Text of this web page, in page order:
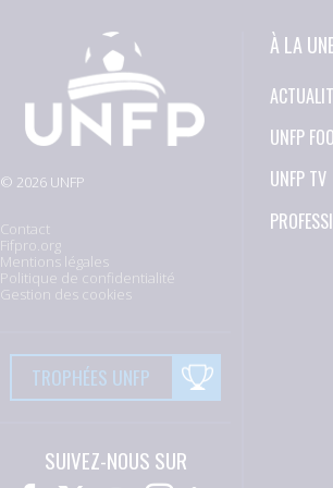
© 2026 UNFP
Contact
Fifpro.org
Mentions légales
Politique de confidentialité
Gestion des cookies
TROPHÉES UNFP
SUIVEZ-NOUS SUR
À LA
UNFP
UNFP TV